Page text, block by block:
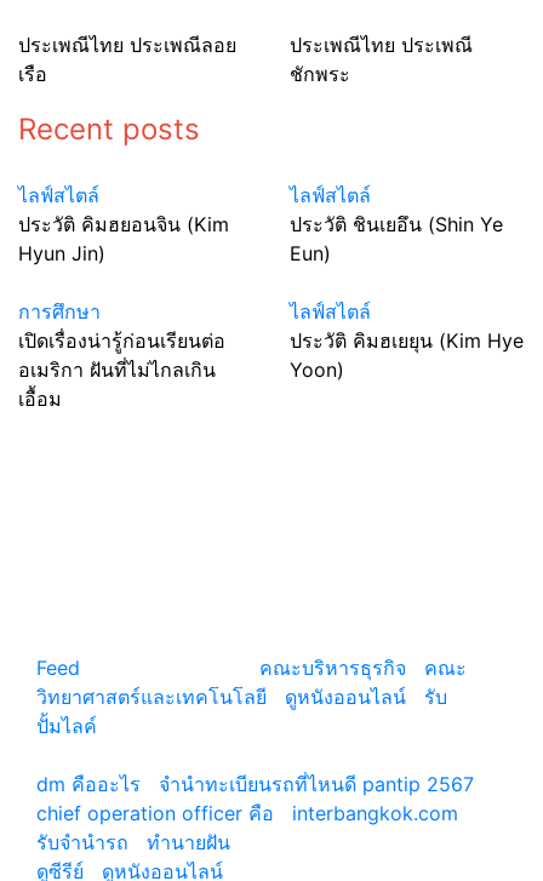
ประเพณีไทย ประเพณีลอย
เรือ
ประเพณีไทย ประเพณี
ชักพระ
Recent posts
ไลฟ์สไตล์
ประวัติ คิมฮยอนจิน (Kim
Hyun Jin)
ไลฟ์สไตล์
ประวัติ ชินเยอึน (Shin Ye
Eun)
การศึกษา
เปิดเรื่องน่ารู้ก่อนเรียนต่อ
อเมริกา ฝันที่ไม่ไกลเกิน
เอื้อม
ไลฟ์สไตล์
ประวัติ คิมฮเยยุน (Kim Hye
Yoon)
Feed
คณะบริหารธุรกิจ
คณะ
วิทยาศาสตร์และเทคโนโลยี
ดูหนังออนไลน์
รับ
ปั้มไลค์
dm คืออะไร
จํานําทะเบียนรถที่ไหนดี pantip 2567
chief operation officer คือ
interbangkok.com
รับจํานํารถ
ทํานายฝัน
ดูซีรีย์
ดูหนังออนไลน์